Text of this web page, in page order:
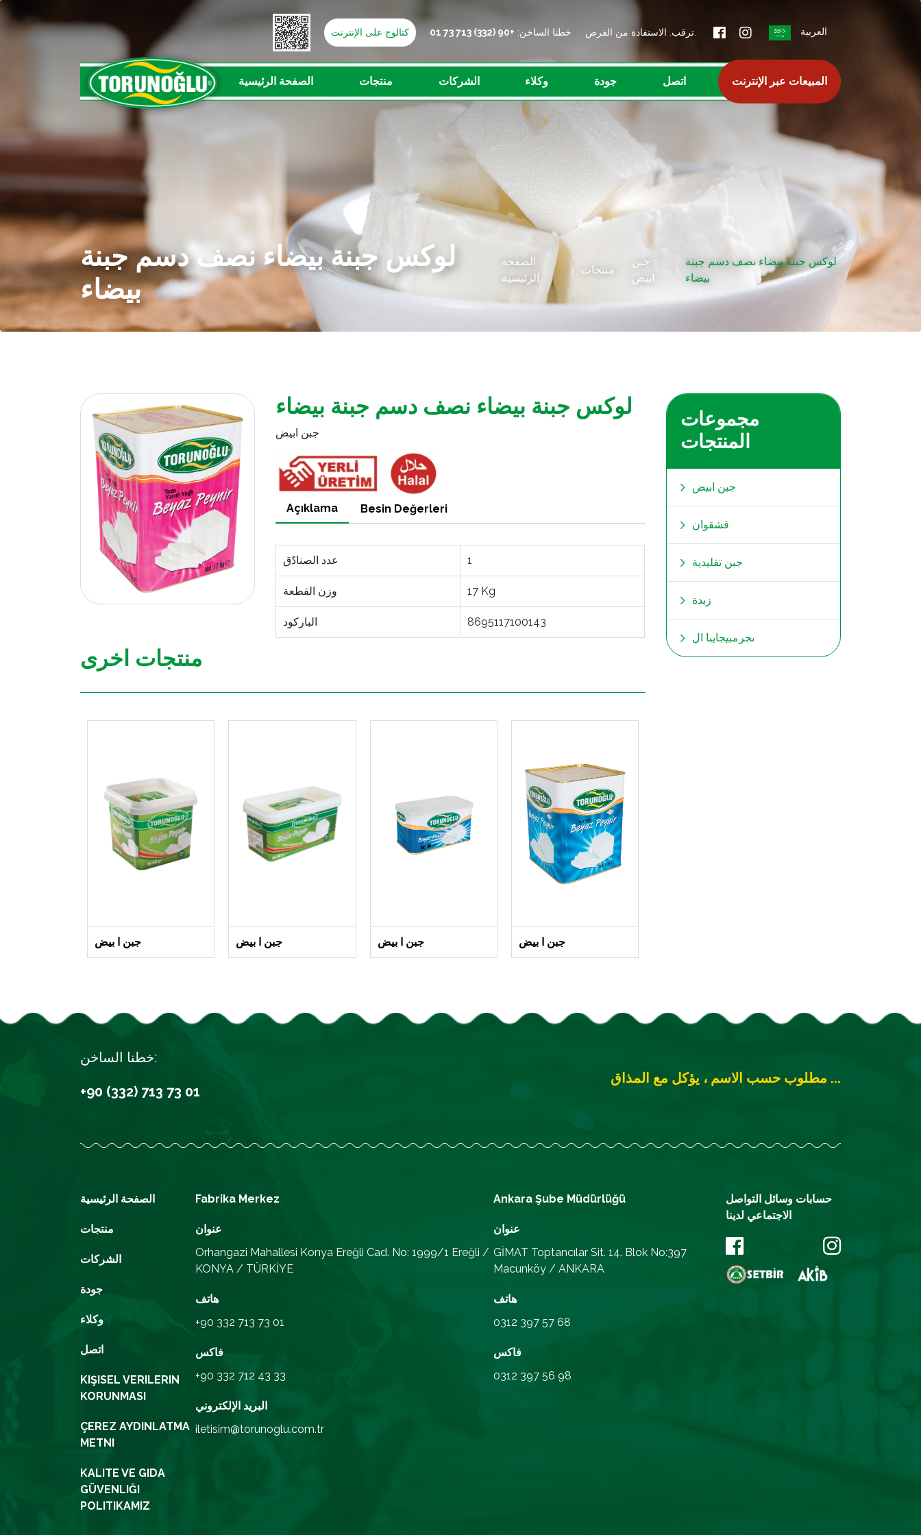
كتالوج على الإنترنت خطنا الساخن: +90 (332) 713 73 01 العربية
الصفحة الرئيسية منتجات الشركات وكلاء جودة اتصل المبيعات عبر الإنترنت
لوكس جبنة بيضاء نصف دسم جبنة
بيضاء
الصفحة
الرئيسية
منتجات
جبن
ابیض
لوكس جبنة بيضاء نصف دسم جبنة
بيضاء
لوكس جبنة بيضاء نصف دسم جبنة بيضاء
جبن ابیض
Açıklama Besin Değerleri
عدد الصنادٌق 1
وزن القطعة 17 Kg
الباركود 8695117100143
منتجات اخرى
جبن ا بيض جبن ا بيض جبن ا بيض جبن ا بيض
مجموعات
المنتجات
جبن ابیض
قشقوان
جبن تقلیدیة
زبدة
ىجرمبيجايبا ال
خطنا الساخن:
+90 (332) 713 73 01
مطلوب حسب الاسم ، يؤكل مع المذاق ...
الصفحة الرئيسية
منتجات
الشركات
جودة
وكلاء
اتصل
KIŞISEL VERILERIN
KORUNMASI
ÇEREZ AYDINLATMA
METNI
KALITE VE GIDA
GÜVENLIĞI
POLITIKAMIZ
Fabrika Merkez
عنوان
Orhangazi Mahallesi Konya Ereğli Cad. No: 1999/1 Ereğli /
KONYA / TÜRKİYE
هاتف
+90 332 713 73 01
فاكس
+90 332 712 43 33
البريد الإلكتروني
iletisim@torunoglu.com.tr
Ankara Şube Müdürlüğü
عنوان
GİMAT Toptancılar Sit. 14. Blok No:397
Macunköy / ANKARA
هاتف
0312 397 57 68
فاكس
0312 397 56 98
حسابات وسائل التواصل
الاجتماعي لدينا